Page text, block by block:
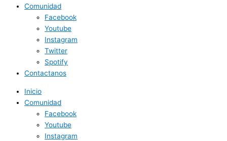
Comunidad
Facebook
Youtube
Instagram
Twitter
Spotify
Contactanos
Inicio
Comunidad
Facebook
Youtube
Instagram